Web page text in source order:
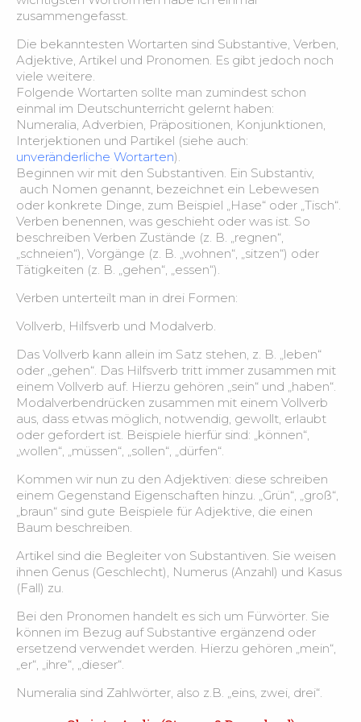
zusammengefasst.
Die bekanntesten Wortarten sind Substantive, Verben,
Adjektive, Artikel und Pronomen. Es gibt jedoch noch
viele weitere.
Folgende Wortarten sollte man zumindest schon
einmal im Deutschunterricht gelernt haben:
Numeralia, Adverbien, Präpositionen, Konjunktionen,
Interjektionen und Partikel (siehe auch:
unveränderliche Wortarten).
Beginnen wir mit den Substantiven. Ein Substantiv,
auch Nomen genannt, bezeichnet ein Lebewesen
oder konkrete Dinge, zum Beispiel „Hase“ oder „Tisch“.
Verben benennen, was geschieht oder was ist. So
beschreiben Verben Zustände (z. B. „regnen“,
„schneien“), Vorgänge (z. B. „wohnen“, „sitzen“) oder
Tätigkeiten (z. B. „gehen“, „essen“).
Verben unterteilt man in drei Formen:
Vollverb, Hilfsverb und Modalverb.
Das Vollverb kann allein im Satz stehen, z. B. „leben“
oder „gehen“. Das Hilfsverb tritt immer zusammen mit
einem Vollverb auf. Hierzu gehören „sein“ und „haben“.
Modalverbendrücken zusammen mit einem Vollverb
aus, dass etwas möglich, notwendig, gewollt, erlaubt
oder gefordert ist. Beispiele hierfür sind: „können“,
„wollen“, „müssen“, „sollen“, „dürfen“.
Kommen wir nun zu den Adjektiven: diese schreiben
einem Gegenstand Eigenschaften hinzu. „Grün“, „groß“,
„braun“ sind gute Beispiele für Adjektive, die einen
Baum beschreiben.
Artikel sind die Begleiter von Substantiven. Sie weisen
ihnen Genus (Geschlecht), Numerus (Anzahl) und Kasus
(Fall) zu.
Bei den Pronomen handelt es sich um Fürwörter. Sie
können im Bezug auf Substantive ergänzend oder
ersetzend verwendet werden. Hierzu gehören „mein“,
„er“, „ihre“, „dieser“.
Numeralia sind Zahlwörter, also z.B. „eins, zwei, drei“.